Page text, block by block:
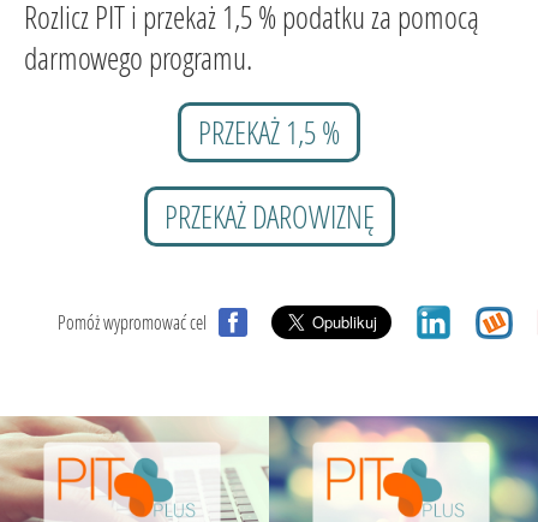
Rozlicz PIT i przekaż 1,5 % podatku za pomocą
darmowego programu.
PRZEKAŻ 1,5 %
PRZEKAŻ DAROWIZNĘ
Pomóż wypromować cel